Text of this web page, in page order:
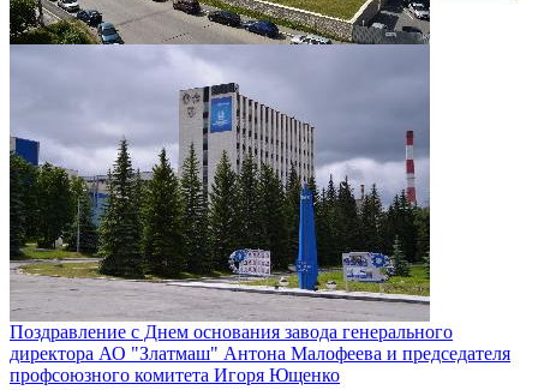
Поздравление с Днем основания завода генерального
директора АО "Златмаш" Антона Малофеева и председателя
профсоюзного комитета Игоря Ющенко